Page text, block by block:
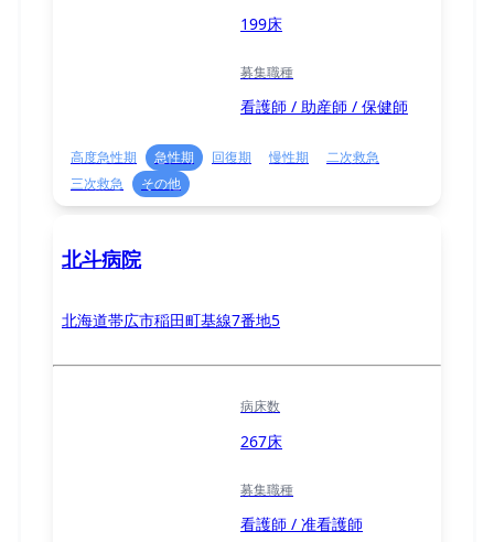
199床
募集職種
看護師 / 助産師 / 保健師
高度急性期 急性期 回復期 慢性期
二次救急
三次救急
その他
北斗病院
北海道帯広市稲田町基線7番地5
病床数
267床
募集職種
看護師 / 准看護師